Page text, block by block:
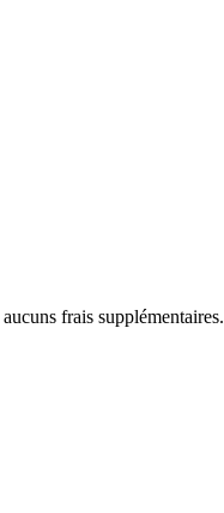
frais supplémentaires.